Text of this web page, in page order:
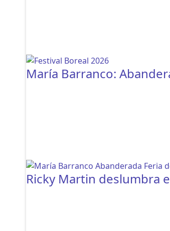
María Barranco:
Ricky Martin deslumbra